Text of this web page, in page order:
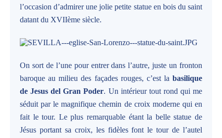
l’occasion d’admirer une jolie petite statue en bois du saint
datant du XVIIème siècle.
On sort de l’une pour entrer dans l’autre, juste un fronton
baroque au milieu des façades rouges, c’est la basilique
de Jesus del Gran Poder. Un intérieur tout rond qui me
séduit par le magnifique chemin de croix moderne qui en
fait le tour. Le plus remarquable étant la belle statue de
Jésus portant sa croix, les fidèles font le tour de l’autel